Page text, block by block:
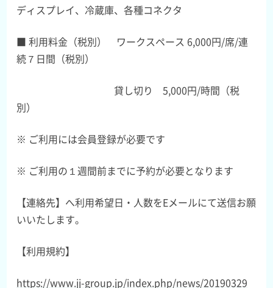
ディスプレイ、冷蔵庫、各種コネクタ
■ 利用料金（税別） ワークスペース 6,000円/席/連
続７日間（税別）
貸し切り 5,000円/時間（税
別）
※ ご利用には会員登録が必要です
※ ご利用の１週間前までに予約が必要となります
【連絡先】へ利用希望日・人数をEメールにて送信お願
いいたします。
【利用規約】
https://www.jj-group.jp/index.php/news/20190329